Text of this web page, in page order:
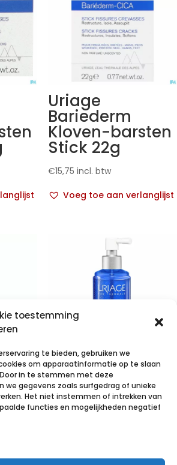
toestemming
te bieden, gebruiken we
om apparaatinformatie op te slaan
in te stemmen met deze
we gegevens zoals surfgedrag of unieke
Het niet instemmen of intrekken van
functies en mogelijkheden negatief
Uriage
Bariederm
Kloven-barsten
Stick 22g
€15,75 incl. btw
Voeg toe aan verlanglijst
Uriage Ds Lotion
Srray
Verzacht.n/parf